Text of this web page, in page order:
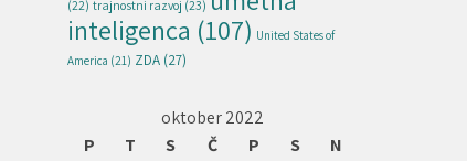
(22) trajnostni razvoj (23)
inteligenca (107) United States of
America (21) ZDA (27)
oktober 2022
P
T S Č P S N